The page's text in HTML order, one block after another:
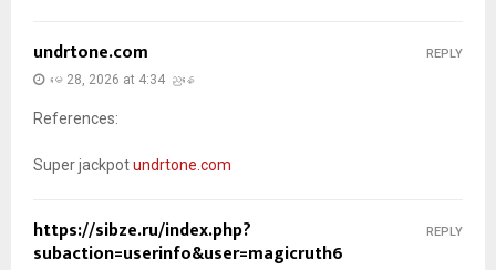
undrtone.com
မေ 28, 2026 at 4:34 ညနေ
References:
Super jackpotundrtone.com
REPLY
https://sibze.ru/index.php?
subaction=userinfo&user=magicruth6
REPLY